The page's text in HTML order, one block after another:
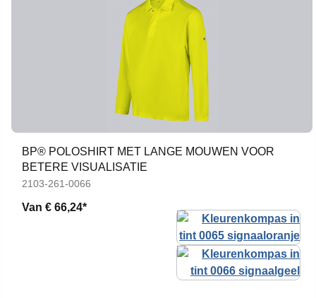
BP® POLOSHIRT MET LANGE MOUWEN VOOR
BETERE VISUALISATIE
2103-261-0066
Van € 66,24*